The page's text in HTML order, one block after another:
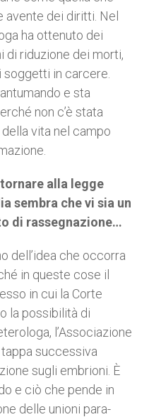
dei diritti. Nel
ha ottenuto dei
di riduzione dei morti,
in carcere.
e sta
non c’è stata
vita nel campo
alla legge
sembra che vi sia un
di rassegnazione…
dell’idea che occorra
in queste cose il
in cui la Corte
la possibilità di
l’Associazione
successiva
sugli embrioni. È
e ciò che pende in
delle unioni para-